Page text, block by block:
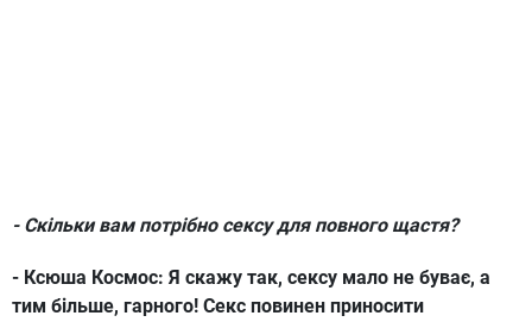
- Скільки вам потрібно сексу для повного щастя?
- Ксюша Космос: Я скажу так, сексу мало не буває, а
тим більше, гарного! Секс повинен приносити